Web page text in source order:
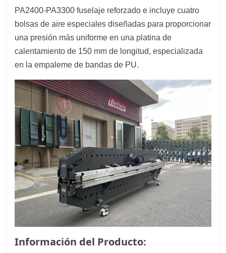
PA2400-PA3300 fuselaje reforzado e incluye cuatro
bolsas de aire especiales diseñadas para proporcionar
una presión más uniforme en una platina de
calentamiento de 150 mm de longitud, especializada
en la empaleme de bandas de PU.
Información del Producto: